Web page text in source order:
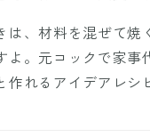
は、材料を混ぜて
よ。元コックで家
れるアイデアレシ